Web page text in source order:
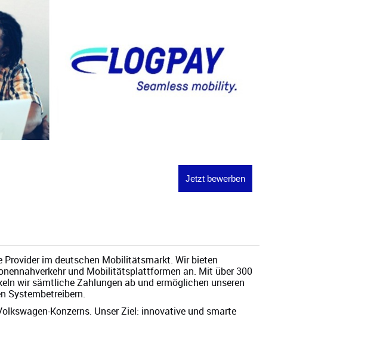
Jetzt bewerben
Provider im deutschen Mobilitätsmarkt. Wir bieten
und Mobilitätsplattformen an. Mit über 300
wir sämtliche Zahlungen ab und ermöglichen unseren
Systembetreibern.
Konzerns. Unser Ziel: innovative und smarte